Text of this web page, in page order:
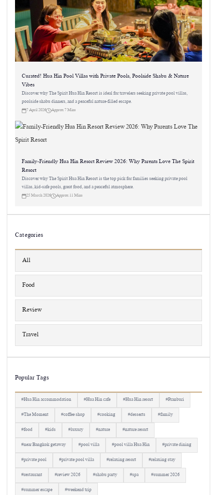
Curated! Hua Hin Pool Villas with Private Pools, Poolside Shabu & Nature
Vibes
Discover why The Spirit Hua Hin Resort is ideal for travelers seeking private pool villas,
poolside shabu dinners, and a peaceful nature-filled escape.
7 April 2026 Approx 7 Mins
Family-Friendly Hua Hin Resort Review 2026: Why Parents Love The Spirit
Resort
Discover why The Spirit Hua Hin Resort is the top pick for families seeking private pool
villas, kid-safe pools, great food, and a peaceful atmosphere.
25 March 2026 Approx 11 Mins
Categories
All
Food
Review
Travel
Popular Tags
#Hua Hin accommodation #Hua Hin cafe #Hua Hin resort #Pranburi
#The Moment #coffee shop #cooking #desserts #family
#food #kids #luxury #nature #nature resort
#near Bangkok getaway #pool villa #pool villa Hua Hin #private dining
#private pool #private pool villa #relaxing resort #relaxing stay
#restaurant #review 2026 #shabu party #spa #summer 2026
#summer escape #weekend trip